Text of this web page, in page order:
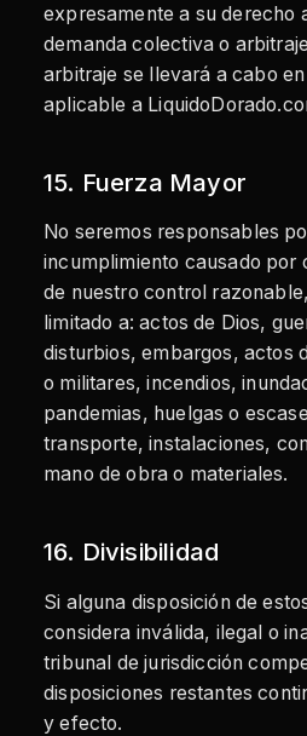
expresamente a su derecho
demanda colectiva o
arbitraje se llevará a cabo
aplicable a
15. Fuerza Mayor
No seremos responsables
incumplimiento causado por
de nuestro control
limitado a: actos de Dios,
disturbios, embargos, actos
o militares, incendios,
pandemias, huelgas o
transporte, instalaciones,
mano de obra o materiales.
16. Divisibilidad
Si alguna disposición de
considera inválida, ilegal o
tribunal de jurisdicción
disposiciones restantes
y efecto.